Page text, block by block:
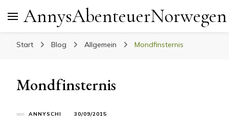
AnnysAbenteuerNorwegen
Start Blog Allgemein Mondfinsternis
Mondfinsternis
von ANNYSCHI 30/09/2015